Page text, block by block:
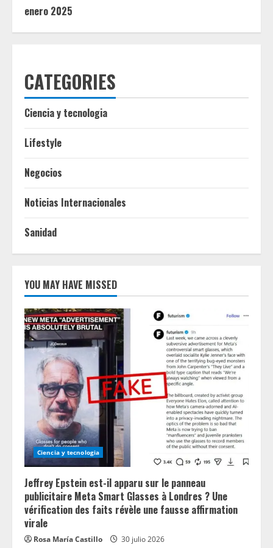
enero 2025
CATEGORIES
Ciencia y tecnologia
Lifestyle
Negocios
Noticias Internacionales
Sanidad
YOU MAY HAVE MISSED
Ciencia y tecnologia
Jeffrey Epstein est-il apparu sur le panneau
publicitaire Meta Smart Glasses à Londres ? Une
vérification des faits révèle une fausse affirmation
virale
Rosa María Castillo 30 julio 2026